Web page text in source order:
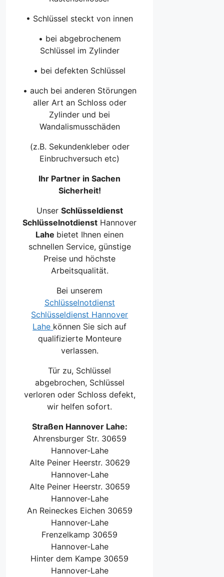
• Schlüssel steckt von innen
• bei abgebrochenem
Schlüssel im Zylinder
• bei defekten Schlüssel
• auch bei anderen Störungen
aller Art an Schloss oder
Zylinder und bei
Wandalismusschäden
(z.B. Sekundenkleber oder
Einbruchversuch etc)
Ihr Partner in Sachen
Sicherheit!
Unser Schlüsseldienst
Schlüsselnotdienst Hannover
Lahe bietet Ihnen einen
schnellen Service, günstige
Preise und höchste
Arbeitsqualität.
Bei unserem
Schlüsselnotdienst
Schlüsseldienst Hannover
Lahe können Sie sich auf
qualifizierte Monteure
verlassen.
Tür zu, Schlüssel
abgebrochen, Schlüssel
verloren oder Schloss defekt,
wir helfen sofort.
Straßen Hannover Lahe:
Ahrensburger Str. 30659
Hannover-Lahe
Alte Peiner Heerstr. 30629
Hannover-Lahe
Alte Peiner Heerstr. 30659
Hannover-Lahe
An Reineckes Eichen 30659
Hannover-Lahe
Frenzelkamp 30659
Hannover-Lahe
Hinter dem Kampe 30659
Hannover-Lahe